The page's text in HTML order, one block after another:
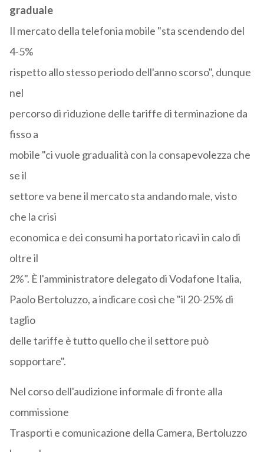
graduale
Il mercato della telefonia mobile "sta scendendo del
4-5%
rispetto allo stesso periodo dell'anno scorso", dunque
nel
percorso di riduzione delle tariffe di terminazione da
fisso a
mobile "ci vuole gradualità con la consapevolezza che
se il
settore va bene il mercato sta andando male, visto
che la crisi
economica e dei consumi ha portato ricavi in calo di
oltre il
2%". È l'amministratore delegato di Vodafone Italia,
Paolo Bertoluzzo, a indicare così che "il 20-25% di
taglio
delle tariffe è tutto quello che il settore può
sopportare".
Nel corso dell'audizione informale di fronte alla
commissione
Trasporti e comunicazione della Camera, Bertoluzzo